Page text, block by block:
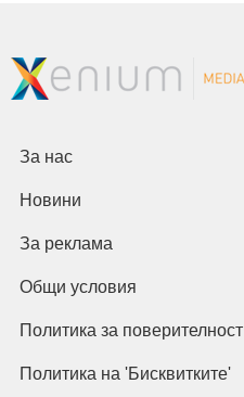
За нас
Новини
За реклама
Общи условия
Политика за поверителност
Политика на 'Бисквитките'